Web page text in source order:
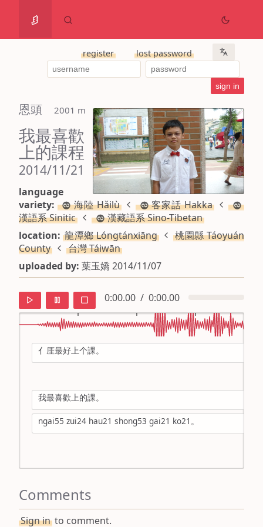
register lost password
恩頭 2001 m
我最喜歡
上的課程
2014/11/21
language
variety:
海陸 Hǎilù
客家話 Hakka
漢語系 Sinitic
漢藏語系 Sino-Tibetan
location:龍潭鄉 Lóngtánxiāng
桃園縣 Táoyuán
County
台灣 Táiwān
uploaded by: 葉玉嬌 2014/11/07
0:00.00 / 0:00.00
default
mandarin
roman
亻厓最好上个課。
我最喜歡上的課。
ngai55 zui24 hau21 shong53 gai21 ko21。
Comments
Sign in to comment.